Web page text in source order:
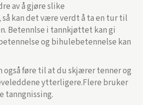
av å gjøre slike
så kan det være verdt å ta en tur til
Betennlse i tannkjøttet kan gi
og bihulebetennelse kan
også føre til at du skjærer tenner og
ytterligere.Flere bruker
tanngnissing.